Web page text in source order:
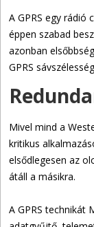
A GPRS egy rádió
éppen szabad
azonban
GPRS
Mivel mind a
kritikus
elsődlegesen az
átáll a másikra.
A GPRS technikát